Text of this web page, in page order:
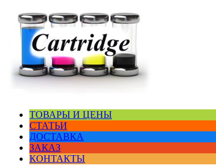
ТОВАРЫ И ЦЕНЫ
СТАТЬИ
ДОСТАВКА
ЗАКАЗ
КОНТАКТЫ